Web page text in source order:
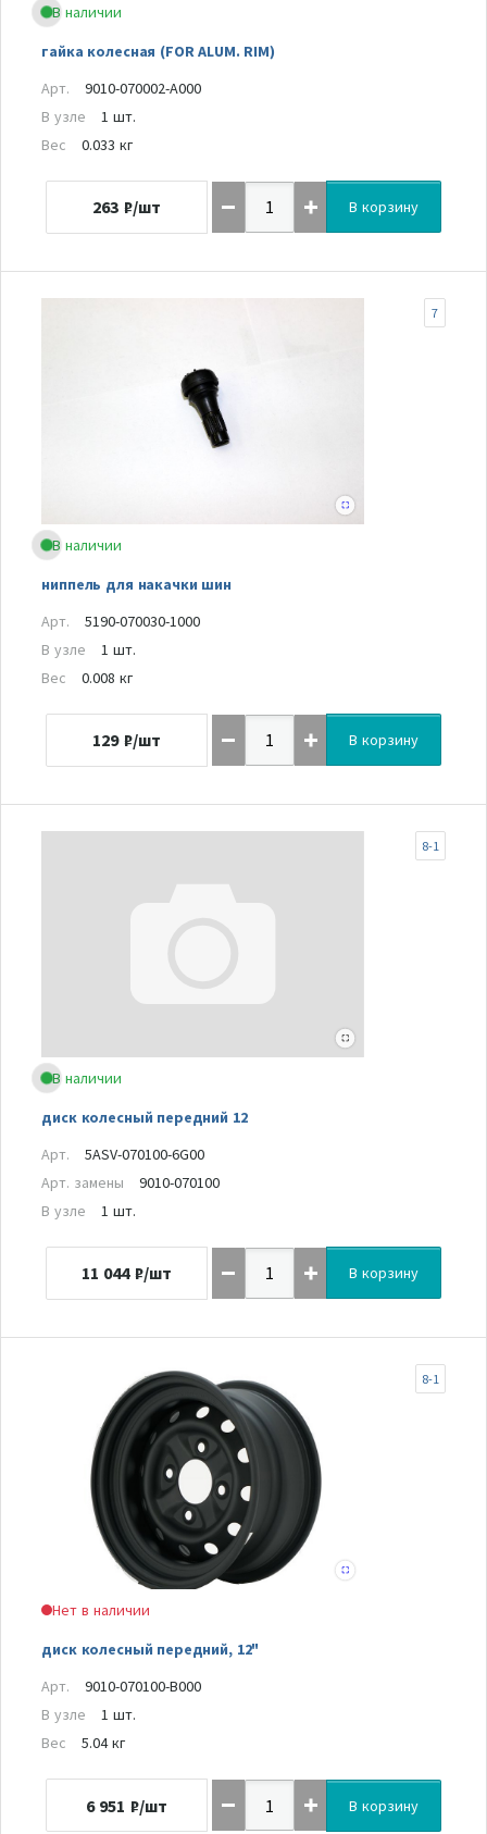
В наличии
гайка колесная (FOR ALUM. RIM)
Арт.
9010-070002-A000
В узле
1 шт.
Вес
0.033 кг
263 ₽/шт В корзину
В наличии
ниппель для накачки шин
7
Арт.
5190-070030-1000
В узле
1 шт.
Вес
0.008 кг
129 ₽/шт В корзину
В наличии
диск колесный передний 12
8-1
Арт.
5ASV-070100-6G00
Арт. замены
9010-070100
В узле
1 шт.
11 044 ₽/шт В корзину
Нет в наличии
диск колесный передний, 12"
8-1
Арт.
9010-070100-B000
В узле
1 шт.
Вес
5.04 кг
6 951 ₽/шт В корзину